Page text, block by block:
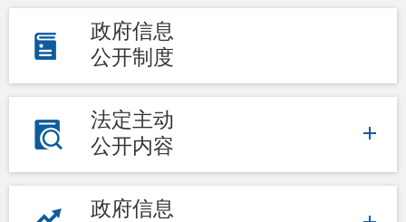
政府信息
公开制度
法定主动
公开内容
政府信息